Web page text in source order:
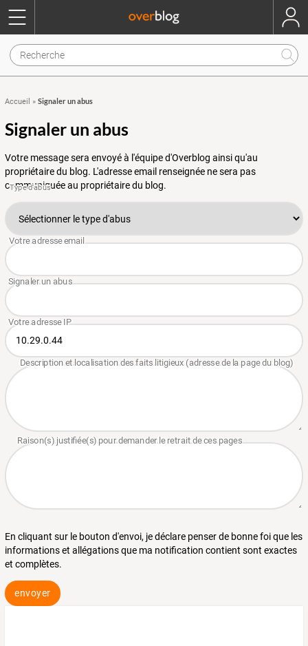
Accueil » Signaler un abus
Signaler un abus
Votre message sera envoyé à l'équipe d'Overblog ainsi qu'au
propriétaire du blog. L'adresse email renseignée ne sera pas
communiquée au propriétaire du blog.
En cliquant sur le bouton d'envoi, je déclare penser de bonne foi que les
informations et allégations que ma notification contient sont exactes
et complètes.
envoyer